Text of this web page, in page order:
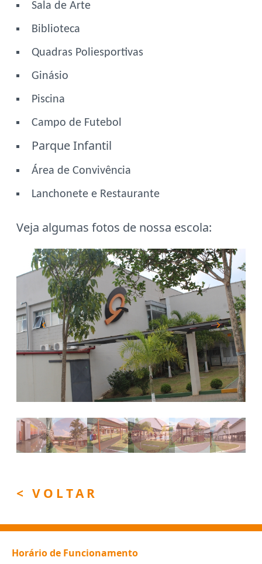
Sala de Arte
Biblioteca
Quadras Poliesportivas
Ginásio
Piscina
Campo de Futebol
Parque Infantil
Área de Convivência
Lanchonete e Restaurante
Veja algumas fotos de nossa escola:
Previous Next
< VOLTAR
Horário de Funcionamento